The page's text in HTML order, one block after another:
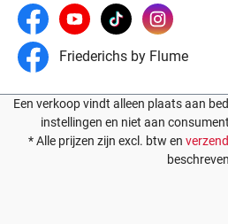
Friederichs by Flume
Een verkoop vindt alleen plaats aan
instellingen en niet aan
* Alle prijzen zijn excl. btw en
beschreven